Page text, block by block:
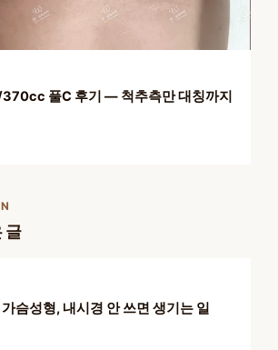
풀C 후기 — 척추측만 대칭까지
글
슴성형, 내시경 안 쓰면 생기는 일